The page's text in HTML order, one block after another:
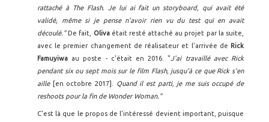
rattaché à The Flash. Je lui ai fait un storyboard, qui avait été
validé, même si je pense n'avoir rien vu du test qui en avait
découlé." De fait, Oliva était resté attaché au projet par la suite,
avec le premier changement de réalisateur et l'arrivée de Rick
Famuyiwa au poste - c'était en 2016. " J'ai travaillé avec Rick
pendant six ou sept mois sur le film Flash, jusqu'à ce que Rick s'en
aille
[en octobre 2017].
Quand il est parti, je me suis occupé de
reshoots pour la fin de Wonder Woman."
C'est là que le propos de l'intéressé devient important, puisque